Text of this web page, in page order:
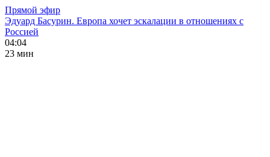
Прямой эфир
Эдуард Басурин. Европа хочет эскалации в отношениях с
Россией
04:04
23 мин